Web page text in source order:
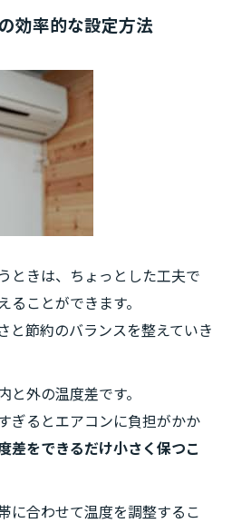
効率的な設定方法
ときは、ちょっとした工夫で
ることができます。
と節約のバランスを整えていき
と外の温度差です。
ぎるとエアコンに負担がかか
差をできるだけ小さく保つこ
に合わせて温度を調整するこ